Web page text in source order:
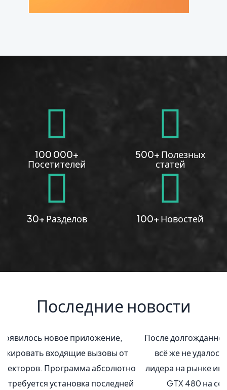
100 000+
Посетителей
500+ Полезных
статей
30+ Разделов 100+ Новостей
Последние новости
После долгожданного выхода Fermi компании NVIDIA
всё же не удалось вернуть корону безусловного
лидера на рынке игровой 3D-графики: хотя GeForce
GTX 480 на сегодняшний день и является